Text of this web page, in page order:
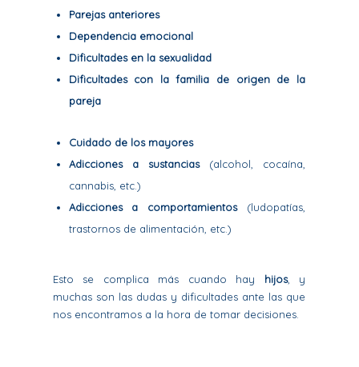
Parejas anteriores
Dependencia emocional
Dificultades en la sexualidad
Dificultades con la familia de origen de la
pareja
Cuidado de los mayores
Adicciones a sustancias(alcohol, cocaína,
cannabis, etc.)
Adicciones a comportamientos(ludopatías,
trastornos de alimentación, etc.)
Esto se complica más cuando hay hijos, y
muchas son las dudas y dificultades ante las que
nos encontramos a la hora de tomar decisiones.